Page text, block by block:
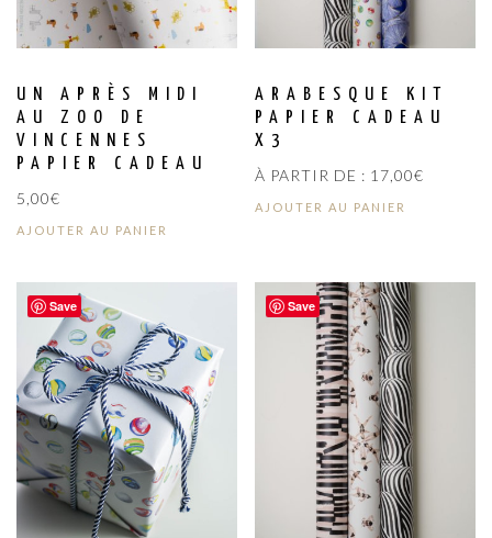
UN APRÈS MIDI
AU ZOO DE
VINCENNES
PAPIER CADEAU
5,00€
AJOUTER AU PANIER
ARABESQUE KIT
PAPIER CADEAU
X3
À PARTIR DE : 17,00€
AJOUTER AU PANIER
Save Save